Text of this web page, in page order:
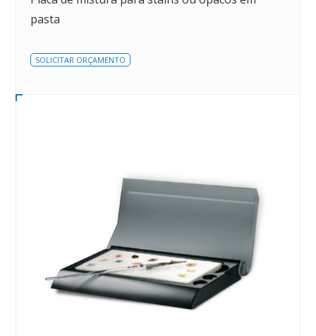
pasta
SOLICITAR ORÇAMENTO